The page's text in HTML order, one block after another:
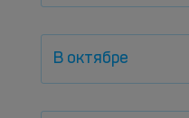
В октябре